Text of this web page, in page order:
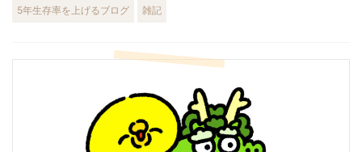
5年生存率を上げるブログ 雑記